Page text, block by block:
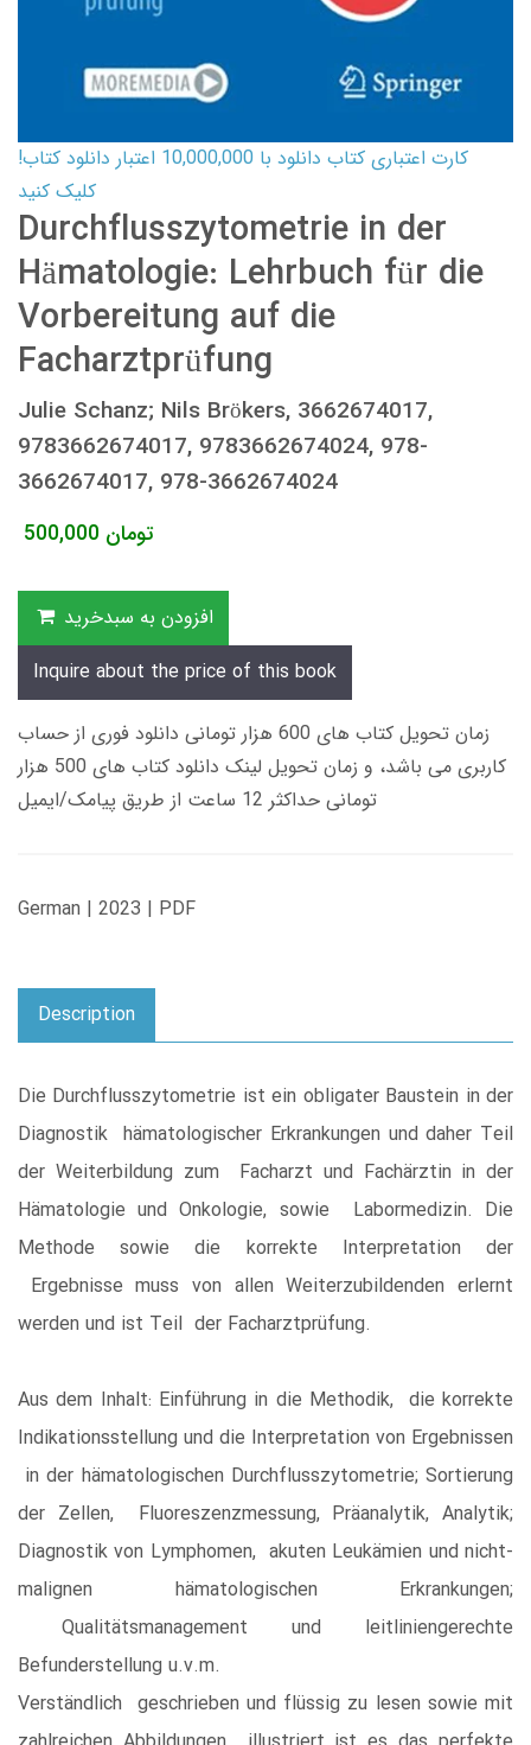
کارت اعتباری کتاب دانلود با 10,000,000 اعتبار دانلود کتاب!
کلیک کنید
Durchflusszytometrie in der
Hämatologie: Lehrbuch für die
Vorbereitung auf die
Facharztprüfung
Julie Schanz; Nils Brökers, 3662674017,
9783662674017, 9783662674024, 978-
3662674017, 978-3662674024
500,000 تومان
افزودن به سبدخرید
Inquire about the price of this book
زمان تحویل کتاب های 600 هزار تومانی دانلود فوری از حساب
کاربری می باشد، و زمان تحویل لینک دانلود کتاب های 500 هزار
تومانی حداکثر 12 ساعت از طریق پیامک/ایمیل
German | 2023 | PDF
Description
Die Durchflusszytometrie ist ein obligater Baustein in der
Diagnostik hämatologischer Erkrankungen und daher Teil
der Weiterbildung zum Facharzt und Fachärztin in der
Hämatologie und Onkologie, sowie Labormedizin. Die
Methode sowie die korrekte Interpretation der
Ergebnisse muss von allen Weiterzubildenden erlernt
werden und ist Teil der Facharztprüfung.
Aus dem Inhalt: Einführung in die Methodik, die korrekte
Indikationsstellung und die Interpretation von Ergebnissen
in der hämatologischen Durchflusszytometrie; Sortierung
der Zellen, Fluoreszenzmessung, Präanalytik, Analytik;
Diagnostik von Lymphomen, akuten Leukämien und nicht-
malignen hämatologischen Erkrankungen;
Qualitätsmanagement und leitliniengerechte
Befunderstellung u.v.m.
Verständlich geschrieben und flüssig zu lesen sowie mit